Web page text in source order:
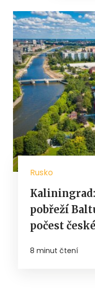
Rusko
pobřeží
počest
8 minut čtení